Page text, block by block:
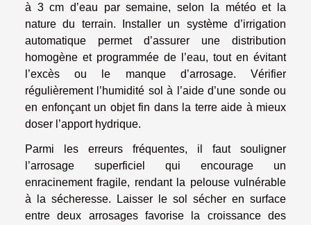
à 3 cm d’eau par semaine, selon la météo et la
nature du terrain. Installer un système d’irrigation
automatique permet d’assurer une distribution
homogène et programmée de l’eau, tout en évitant
l’excès ou le manque d’arrosage. Vérifier
régulièrement l’humidité sol à l’aide d’une sonde ou
en enfonçant un objet fin dans la terre aide à mieux
doser l’apport hydrique.
Parmi les erreurs fréquentes, il faut souligner
l’arrosage superficiel qui encourage un
enracinement fragile, rendant la pelouse vulnérable
à la sécheresse. Laisser le sol sécher en surface
entre deux arrosages favorise la croissance des